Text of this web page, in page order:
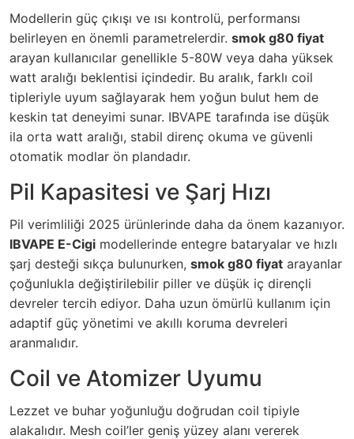
Modellerin güç çıkışı ve ısı kontrolü, performansı
belirleyen en önemli parametrelerdir. smok g80 fiyat
arayan kullanıcılar genellikle 5-80W veya daha yüksek
watt aralığı beklentisi içindedir. Bu aralık, farklı coil
tipleriyle uyum sağlayarak hem yoğun bulut hem de
keskin tat deneyimi sunar. IBVAPE tarafında ise düşük
ila orta watt aralığı, stabil direnç okuma ve güvenli
otomatik modlar ön plandadır.
Pil Kapasitesi ve Şarj Hızı
Pil verimliliği 2025 ürünlerinde daha da önem kazanıyor.
IBVAPE E-Cigi modellerinde entegre bataryalar ve hızlı
şarj desteği sıkça bulunurken, smok g80 fiyat arayanlar
çoğunlukla değiştirilebilir piller ve düşük iç dirençli
devreler tercih ediyor. Daha uzun ömürlü kullanım için
adaptif güç yönetimi ve akıllı koruma devreleri
aranmalıdır.
Coil ve Atomizer Uyumu
Lezzet ve buhar yoğunluğu doğrudan coil tipiyle
alakalıdır. Mesh coil’ler geniş yüzey alanı vererek